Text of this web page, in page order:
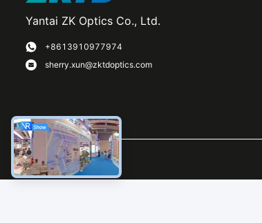
Yantai ZK Optics Co., Ltd.
+8613910977974
sherry.xun@zktdoptics.com